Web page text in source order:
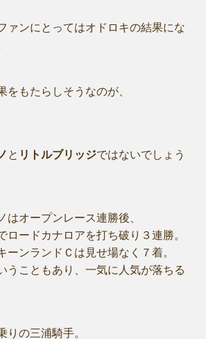
ァンにとってはオドロキの結果にな
をもたらしそうなのが、
と リトルブリッジではないでしょう
はオープンレース連勝後、
ロードカナロアを打ち破り３連勝。
ーンランドＣは見せ場なく７着。
うこともあり、一気に人気が落ちる
りの三浦騎手。